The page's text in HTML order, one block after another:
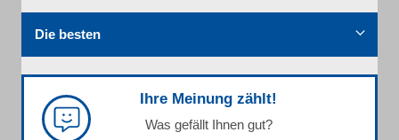
Die besten
Ihre Meinung zählt!
Was gefällt Ihnen gut?